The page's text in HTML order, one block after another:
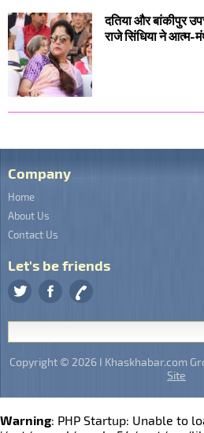
दतिया और बांकीपुर
राजे सिंधिया ने आत्म-
Company
Home
About Us
Contact Us
Let's be friends
Copyright © 2026 I Khaskhabar.com
Site
Warning: PHP Startup: Unable to